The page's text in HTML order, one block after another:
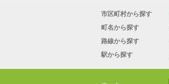
市区町村から探す
町名から探す
路線から探す
駅から探す